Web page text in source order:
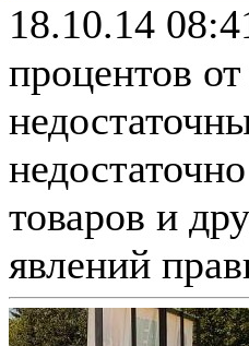
18.10.14
процентов
товаров и
явлений